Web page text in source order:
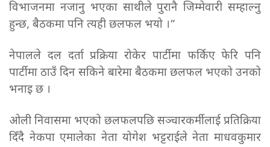
विभाजनमा नजानु भएका साथीले पुरानै जिम्मेवारी सम्हाल्नु
हुन्छ, बैठकमा पनि त्यही छलफल भयो ।”
नेपालले दल दर्ता प्रक्रिया रोकेर पार्टीमा फर्किए फेरि पनि
पार्टीमा ठाउँ दिन सकिने बारेमा बैठकमा छलफल भएको उनको
भनाइ छ ।
ओली निवासमा भएको छलफलपछि सञ्चारकर्मीलाई प्रतिक्रिया
दिँदै नेकपा एमालेका नेता योगेश भट्टराईले नेता माधवकुमार